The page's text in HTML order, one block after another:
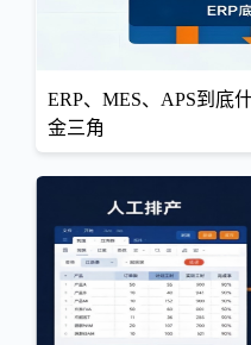
ERP、MES、APS到底
金三角